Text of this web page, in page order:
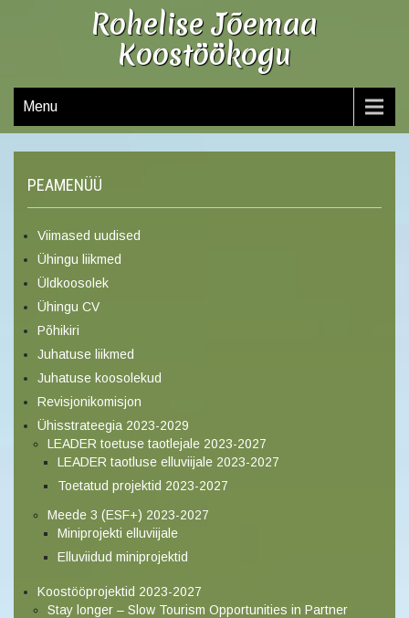
Rohelise Jõemaa
Koostöökogu
Menu
PEAMENÜÜ
Viimased uudised
Ühingu liikmed
Üldkoosolek
Ühingu CV
Põhikiri
Juhatuse liikmed
Juhatuse koosolekud
Revisjonikomisjon
Ühisstrateegia 2023-2029
LEADER toetuse taotlejale 2023-2027
LEADER taotluse elluviijale 2023-2027
Toetatud projektid 2023-2027
Meede 3 (ESF+) 2023-2027
Miniprojekti elluviijale
Elluviidud miniprojektid
Koostööprojektid 2023-2027
Stay longer – Slow Tourism Opportunities in Partner